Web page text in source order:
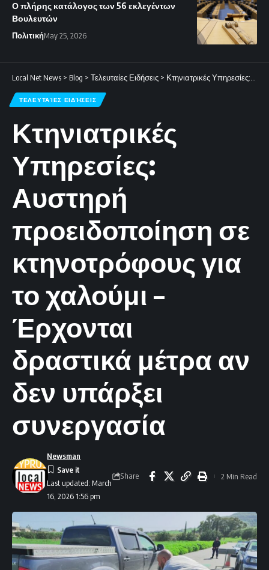
Ο πλήρης κατάλογος των 56 εκλεγέντων
Βουλευτών
ΠολιτικήMay 25, 2026
Local Net News > Blog > Τελευταίες Ειδήσεις > Κτηνιατρικές Υπηρεσίες: Αυστηρή προειδοποίηση σε κτηνοτρόφους για το χαλούμι – Έρχονται δραστικά μέτρα αν δεν υπάρξει συνεργασία
ΤΕΛΕΥΤΑΊΕΣ ΕΙΔΉΣΕΙΣ
Κτηνιατρικές
Υπηρεσίες:
Αυστηρή
προειδοποίηση σε
κτηνοτρόφους για
το χαλούμι –
Έρχονται
δραστικά μέτρα αν
δεν υπάρξει
συνεργασία
Last updated: March
16, 2026 1:56 pm
Newsman
Share 2 Min Read